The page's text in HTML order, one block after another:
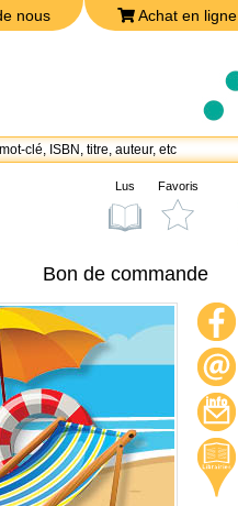
nous Achat en ligne
Bon de commande
de nous
en ligne
joindre
confidentialité
Lus Favoris